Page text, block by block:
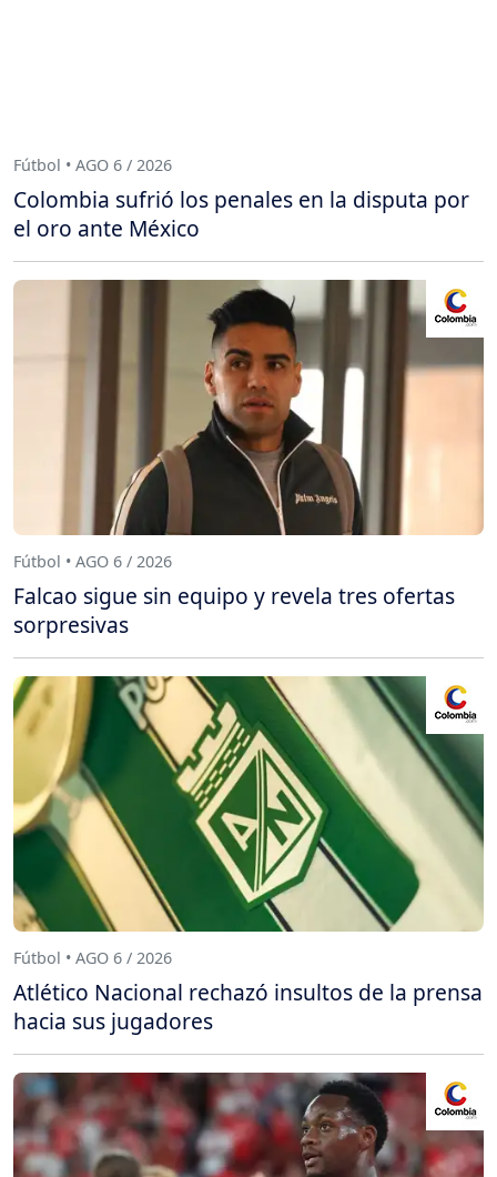
Fútbol • AGO 6 / 2026
Colombia sufrió los penales en la disputa por
el oro ante México
Fútbol • AGO 6 / 2026
Falcao sigue sin equipo y revela tres ofertas
sorpresivas
Fútbol • AGO 6 / 2026
Atlético Nacional rechazó insultos de la prensa
hacia sus jugadores